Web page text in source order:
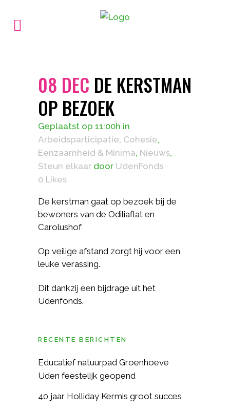
08 DEC DE KERSTMAN
OP BEZOEK
Geplaatst op 11:00h in
Arbeidsparticipatie, Cohesie,
Eenzaamheid & Minima, Nieuws,
Steun elkaar door UdenFonds
0 Likes
De kerstman gaat op bezoek bij de
bewoners van de Odiliaflat en
Carolushof
Op veilige afstand zorgt hij voor een
leuke verassing.
Dit dankzij een bijdrage uit het
Udenfonds.
RECENTE BERICHTEN
Educatief natuurpad Groenhoeve
Uden feestelijk geopend
40 jaar Holliday Kermis groot succes